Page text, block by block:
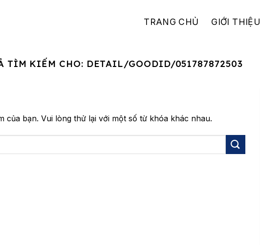
TRANG CHỦ GIỚI THIỆU
TÌM KIẾM CHO: DETAIL/GOODID/051787872503
bạn. Vui lòng thử lại với một số từ khóa khác nhau.